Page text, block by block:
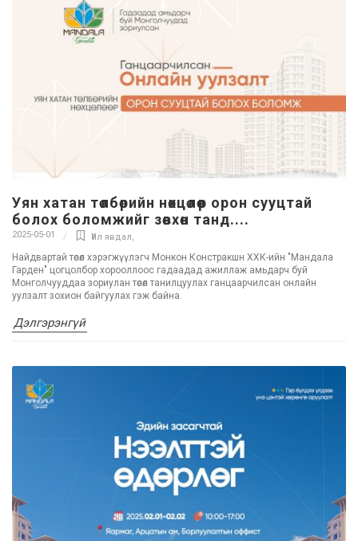
Уян хатан төлбөрийн нөхцөлөөр орон сууцтай
болох боломжийг зөвхөн танд....
2025-05-01 Үйл явдал,
Найдвартай төсөл хэрэгжүүлэгч Монкон Констракшн ХХК-ийн "Мандала
Гарден" цогцолбор хорооллоос гадаадад ажиллаж амьдарч буй
Монголчууддаа зориулан төсөл танилцуулах ганцаарчилсан онлайн
уулзалт зохион байгуулах гэж байна.
Дэлгэрэнгүй